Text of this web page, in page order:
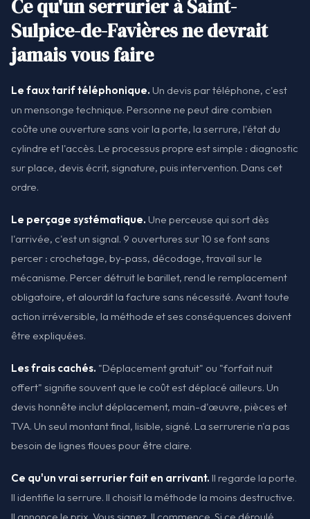
Ce qu'un serrurier à Saint-
Sulpice-de-Favières ne devrait
jamais vous faire
Le faux tarif téléphonique. Un devis par téléphone, c'est
un mensonge technique. Personne ne peut dire combien
coûte une ouverture sans voir la porte, la serrure, l'état du
cylindre et l'accès. Le processus propre est simple : diagnostic
sur place, devis écrit, signature, puis intervention. Dans cet
ordre.
Le perçage systématique. Une perceuse qui sort dès
l'arrivée, c'est un signal. 9 ouvertures sur 10 se font sans
percer : crochetage, by-pass, décodage, travail sur le
mécanisme. Percer détruit le barillet, rend le remplacement
obligatoire, et alourdit la facture sans nécessité. Avant toute
action irréversible, la méthode et ses conséquences doivent
être expliquées.
Les frais cachés. "Déplacement gratuit" ou "forfait nuit
offert" signifie souvent que le coût est déplacé ailleurs. Un
devis honnête inclut déplacement, main-d'œuvre, pièces et
TVA. Un seul montant final, lisible, signé. La serrurerie n'a pas
besoin de lignes floues pour être claire.
Ce qu'un vrai serrurier fait en arrivant. Il regarde la porte.
Il identifie la serrure. Il choisit la méthode la moins destructive.